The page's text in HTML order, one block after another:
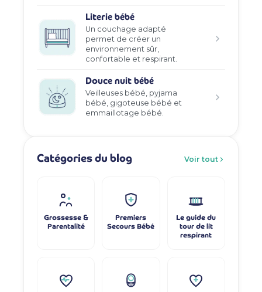
Literie bébé
Un couchage adapté
permet de créer un
environnement sûr,
confortable et respirant.
Douce nuit bébé
Veilleuses bébé, pyjama
bébé, gigoteuse bébé et
emmaillotage bébé.
Catégories du blog Voir tout
Grossesse &
Parentalité
Premiers
Secours Bébé
Le guide du
tour de lit
respirant